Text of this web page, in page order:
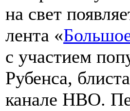
на свет
лента «
с участием
Рубенса,
канале HBO.